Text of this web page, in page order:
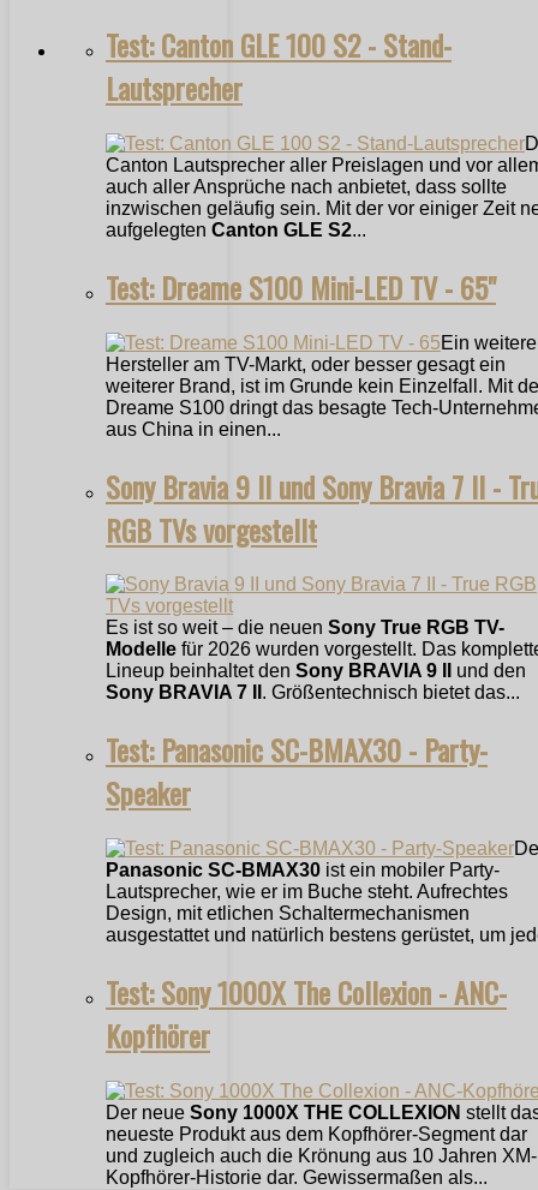
Test: Canton GLE 100 S2 - Stand-
Lautsprecher
Canton Lautsprecher aller Preislagen und vor
auch aller Ansprüche nach anbietet, dass sollte
inzwischen geläufig sein. Mit der vor einiger Zeit
aufgelegten Canton GLE S2...
Test: Dreame S100 Mini-LED TV - 65"
Ein
Hersteller am TV-Markt, oder besser gesagt ein
weiterer Brand, ist im Grunde kein Einzelfall. Mit
Dreame S100 dringt das besagte Tech-
aus China in einen...
Sony Bravia 9 II und Sony Bravia 7 II -
RGB TVs vorgestellt
Es ist so weit – die neuen Sony True RGB TV-
Modelle für 2026 wurden vorgestellt. Das
Lineup beinhaltet den Sony BRAVIA 9 II
und den
Sony BRAVIA 7 II . Größentechnisch bietet das...
Test: Panasonic SC-BMAX30 - Party-
Speaker
Panasonic SC-BMAX30 ist ein mobiler Party-
Lautsprecher, wie er im Buche steht. Aufrechtes
Design, mit etlichen Schaltermechanismen
ausgestattet und natürlich bestens gerüstet, um
Test: Sony 1000X The Collexion - ANC-
Kopfhörer
Der neue Sony 1000X THE COLLEXION stellt
neueste Produkt aus dem Kopfhörer-Segment dar
und zugleich auch die Krönung aus 10 Jahren XM-
Kopfhörer-Historie dar. Gewissermaßen als...